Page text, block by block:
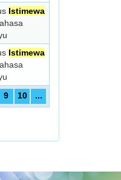
Istimewa
Istimewa
9 10 ...